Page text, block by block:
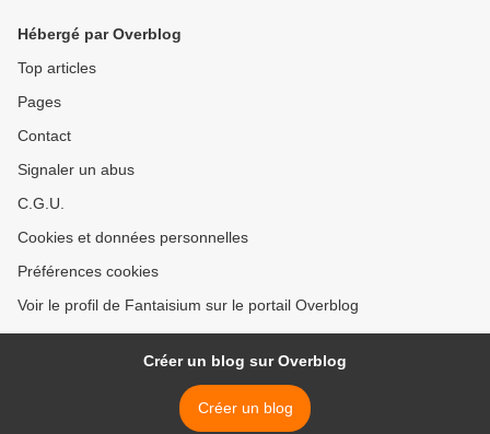
Hébergé par Overblog
Top articles
Pages
Contact
Signaler un abus
C.G.U.
Cookies et données personnelles
Préférences cookies
Voir le profil de Fantaisium sur le portail Overblog
Créer un blog sur Overblog
Créer un blog